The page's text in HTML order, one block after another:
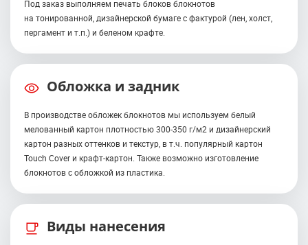
Под заказ выполняем печать блоков блокнотов
на тонированной, дизайнерской бумаге с фактурой (лен, холст,
пергамент и т.п.) и беленом крафте.
Обложка и задник
В производстве обложек блокнотов мы используем белый
мелованный картон плотностью 300-350 г/м2 и дизайнерский
картон разных оттенков и текстур, в т.ч. популярный картон
Touch Cover и крафт-картон. Также возможно изготовление
блокнотов с обложкой из пластика.
Виды нанесения